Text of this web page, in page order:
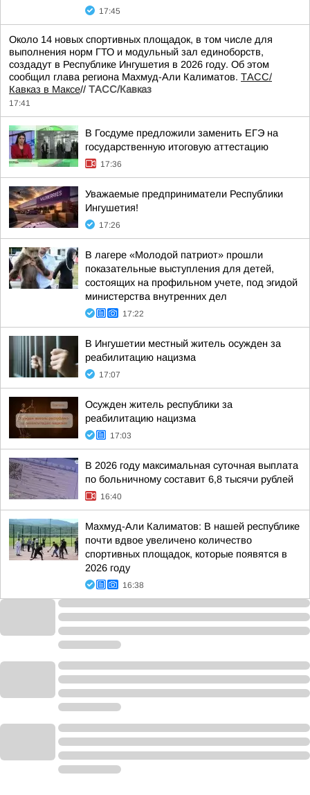
17:45
Около 14 новых спортивных площадок, в том числе для
выполнения норм ГТО и модульный зал единоборств,
создадут в Республике Ингушетия в 2026 году. Об этом
сообщил глава региона Махмуд-Али Калиматов. ТАСС/
Кавказ в Максе// ТАСС/Кавказ
17:41
В Госдуме предложили заменить ЕГЭ на
государственную итоговую аттестацию
17:36
Уважаемые предприниматели Республики
Ингушетия!
17:26
В лагере «Молодой патриот» прошли
показательные выступления для детей,
состоящих на профильном учете, под эгидой
министерства внутренних дел
17:22
В Ингушетии местный житель осужден за
реабилитацию нацизма
17:07
Осужден житель республики за
реабилитацию нацизма
17:03
В 2026 году максимальная суточная выплата
по больничному составит 6,8 тысячи рублей
16:40
Махмуд-Али Калиматов: В нашей республике
почти вдвое увеличено количество
спортивных площадок, которые появятся в
2026 году
16:38